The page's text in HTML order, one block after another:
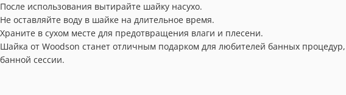
После использования вытирайте шайку насухо.
Не оставляйте воду в шайке на длительное время.
Храните в сухом месте для предотвращения влаги и плесени.
Шайка от Woodson станет отличным подарком для любителей банных
банной сессии.